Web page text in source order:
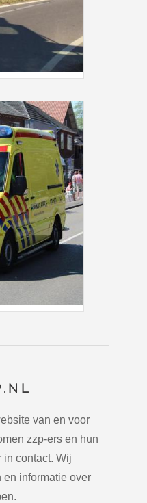
van en voor
zzp-ers en hun
in contact. Wij
en informatie over